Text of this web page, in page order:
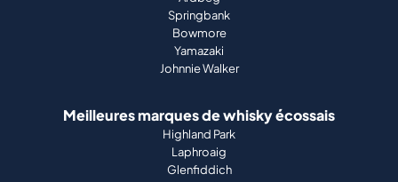
Springbank
Bowmore
Yamazaki
Johnnie Walker
Meilleures marques de whisky écossais
Highland Park
Laphroaig
Glenfiddich